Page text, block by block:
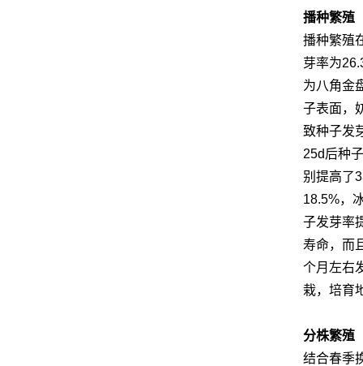
播种繁殖
播种繁殖
芽率为
为八角金
子表面，
致种子发
25d后种
别提高了
18.5%，
子发芽率
寿命，而
个月左右
栽，培育
分株繁殖
结合春季